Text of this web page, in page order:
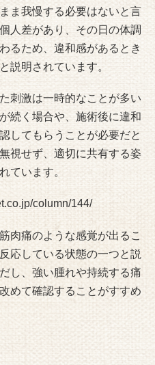
ま我慢する必要はないと言
人差があり、その日の体調
るため、違和感があるとき
説明されています。
刺激は一時的なことが多い
続く場合や、施術後に違和
してもらうことが必要だと
視せず、適切に共有する姿
ています。
column/144/
肉痛のような感覚が出るこ
応している状態の一つと説
し、強い腫れや持続する痛
めて確認することがすすめ